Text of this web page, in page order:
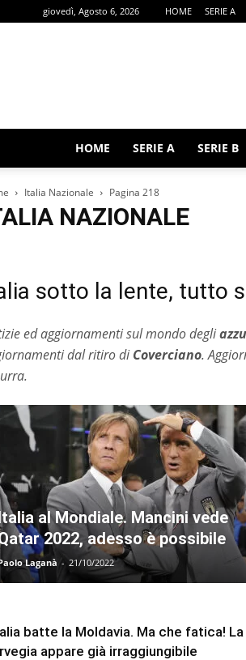
giovedì, Agosto 6, 2026 HOME SERIE A
HOME SERIE A SERIE B
Italia Nazionale Pagina 218
NAZIONALE
sotto la lente, tutto
ed aggiornamenti sul mondo degli
dal ritiro diCoverciano.
al Mondiale. Mancini vede
2022, adesso è possibile
Laganà - 21/10/2022
batte la Moldavia. Ma che fatica! La
appare già irraggiungibile